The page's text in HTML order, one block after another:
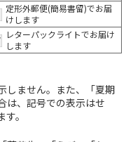
定形外郵便(簡易書留)でお届
けします
レターパックライトでお届け
します
しません。また、「夏期
は、記号での表示はせ
。